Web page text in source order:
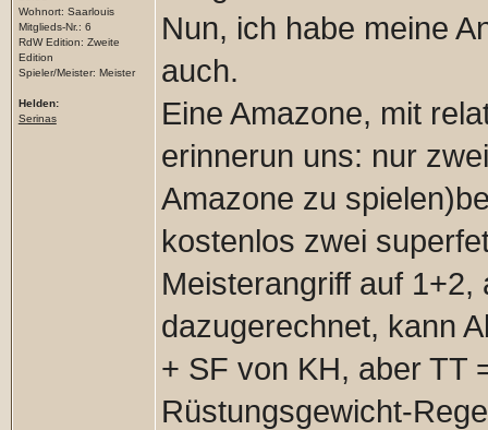
Wohnort: Saarlouis
Mitglieds-Nr.: 6
RdW Edition: Zweite
Edition
Spieler/Meister: Meister
Helden:
Serinas
Nun, ich habe meine
auch.
Eine Amazone, mit
erinnerun uns: nur
Amazone zu
kostenlos zwei
Meisterangriff auf 1+2,
dazugerechnet, kann
+ SF von KH, aber TT
Rüstungsgewicht-